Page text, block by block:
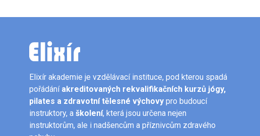
Elixír akademie je vzdělávací instituce, pod kterou spadá
pořádání akreditovaných rekvalifikačních kurzů jógy,
pilates a zdravotní tělesné výchovy pro budoucí
instruktory, a školení, která jsou určena nejen
instruktorům, ale i nadšencům a příznivcům zdravého